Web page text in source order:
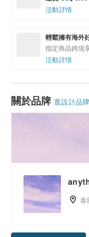
活動詳情
輕鬆擁有海外
指定商品跨境
活動詳情
關於品牌 逛設計品牌
泰